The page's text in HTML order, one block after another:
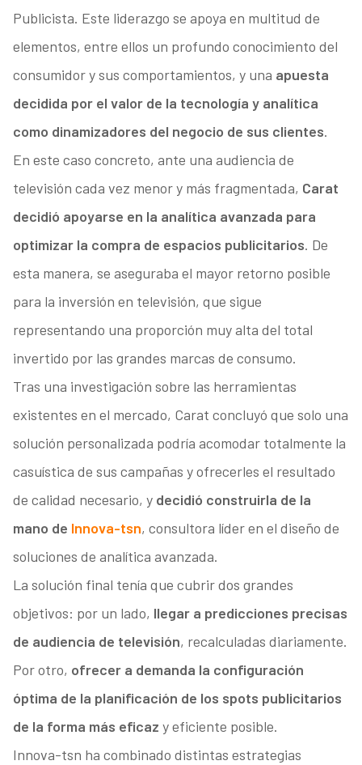
Publicista. Este liderazgo se apoya en multitud de
elementos, entre ellos un profundo conocimiento del
consumidor y sus comportamientos, y una apuesta
decidida por el valor de la tecnología y analítica
como dinamizadores del negocio de sus clientes.
En este caso concreto, ante una audiencia de
televisión cada vez menor y más fragmentada, Carat
decidió apoyarse en la analítica avanzada para
optimizar la compra de espacios publicitarios. De
esta manera, se aseguraba el mayor retorno posible
para la inversión en televisión, que sigue
representando una proporción muy alta del total
invertido por las grandes marcas de consumo.
Tras una investigación sobre las herramientas
existentes en el mercado, Carat concluyó que solo una
solución personalizada podría acomodar totalmente la
casuística de sus campañas y ofrecerles el resultado
de calidad necesario, y decidió construirla de la
mano de Innova-tsn, consultora líder en el diseño de
soluciones de analítica avanzada.
La solución final tenía que cubrir dos grandes
objetivos: por un lado, llegar a predicciones precisas
de audiencia de televisión, recalculadas diariamente.
Por otro, ofrecer a demanda la configuración
óptima de la planificación de los spots publicitarios
de la forma más eficaz y eficiente posible.
Innova-tsn ha combinado distintas estrategias